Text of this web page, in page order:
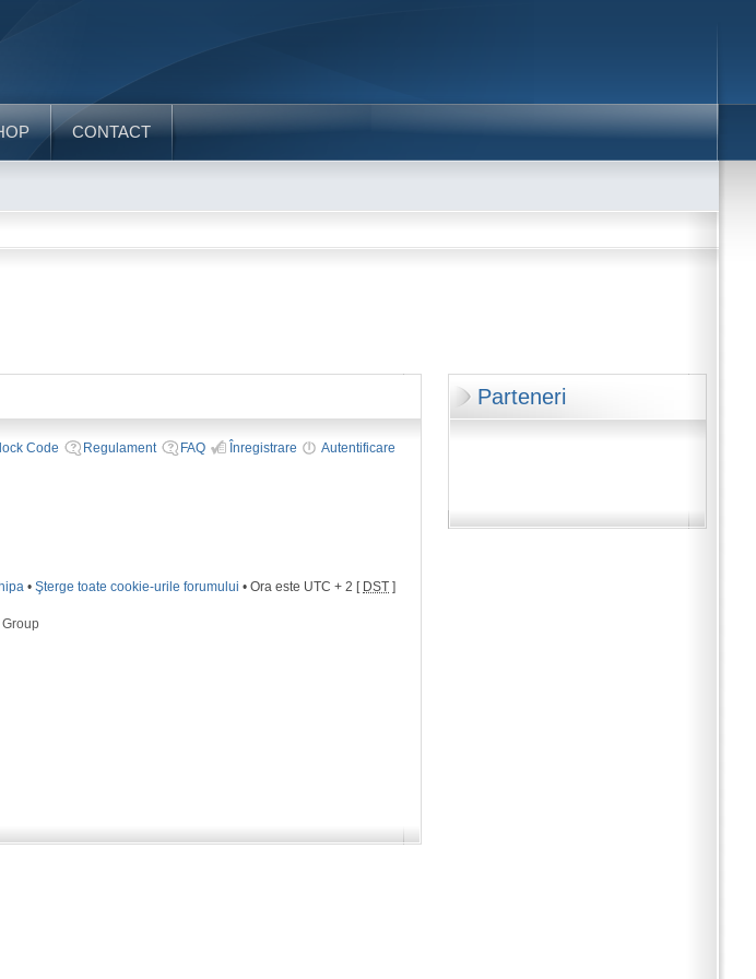
CONTACT
Parteneri
Code Regulament FAQ Înregistrare
Autentificare
•Şterge toate cookie-urile forumului • Ora este UTC + 2 [ DST ]